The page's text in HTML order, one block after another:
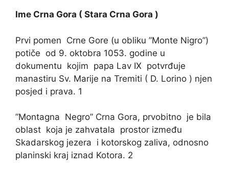
Ime Crna Gora ( Stara Crna Gora )
Prvi pomen Crne Gore (u obliku ”Monte Nigro”)
potiče od 9. oktobra 1053. godine u
dokumentu kojim papa Lav IX potvrđuje
manastiru Sv. Marije na Tremiti ( D. Lorino ) njen
posjed i prava. 1
”Montagna Negro” Crna Gora, prvobitno je bila
oblast koja je zahvatala prostor između
Skadarskog jezera i kotorskog zaliva, odnosno
planinski kraj iznad Kotora. 2